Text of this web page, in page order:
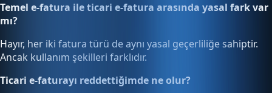
Temel e-fatura ile ticari e-fatura arasında yasal fark var
mı?
Hayır, her iki fatura türü de aynı yasal geçerliliğe sahiptir.
Ancak kullanım şekilleri farklıdır.
Ticari e-faturayı reddettiğimde ne olur?